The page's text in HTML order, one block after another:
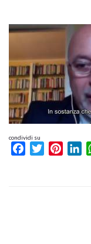
condividi su
FacebookTwitter